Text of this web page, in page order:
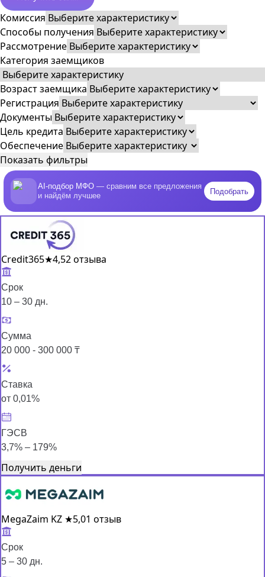
Комиссия
Способы получения
Рассмотрение
Категория заемщиков
Возраст заемщика
Регистрация
Документы
Цель кредита
Обеспечение
Показать фильтры
AI-подбор МФО — сравним все предложения
и найдём лучшее
Подобрать
Credit365★4,52 отзыва
Срок
10 – 30 дн.
Сумма
20 000 - 300 000 ₸
Ставка
от 0,01%
ГЭСВ
3,7% – 179%
Получить деньги
MegaZaim KZ ★5,01 отзыв
Срок
5 – 30 дн.